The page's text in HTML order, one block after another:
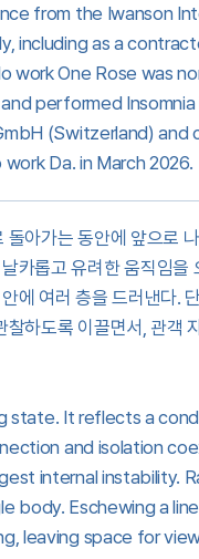
from the Iwanson
including as a
work One Rose was
performed Insomnia
(Switzerland) and
Da. in March 2026.
아가는 동안에 앞으로
카롭고 유려한 움직임을
에 여러 층을 드러낸다.
찰하도록 이끌면서, 관객
state. It reflects a
and isolation
internal instability.
body. Eschewing a
leaving space for